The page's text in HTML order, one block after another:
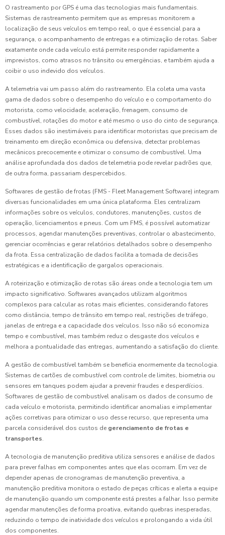
O rastreamento por GPS é uma das tecnologias mais fundamentais.
Sistemas de rastreamento permitem que as empresas monitorem a
localização de seus veículos em tempo real, o que é essencial para a
segurança, o acompanhamento de entregas e a otimização de rotas. Saber
exatamente onde cada veículo está permite responder rapidamente a
imprevistos, como atrasos no trânsito ou emergências, e também ajuda a
coibir o uso indevido dos veículos.
A telemetria vai um passo além do rastreamento. Ela coleta uma vasta
gama de dados sobre o desempenho do veículo e o comportamento do
motorista, como velocidade, aceleração, frenagem, consumo de
combustível, rotações do motor e até mesmo o uso do cinto de segurança.
Esses dados são inestimáveis para identificar motoristas que precisam de
treinamento em direção econômica ou defensiva, detectar problemas
mecânicos precocemente e otimizar o consumo de combustível. Uma
análise aprofundada dos dados de telemetria pode revelar padrões que,
de outra forma, passariam despercebidos.
Softwares de gestão de frotas (FMS - Fleet Management Software) integram
diversas funcionalidades em uma única plataforma. Eles centralizam
informações sobre os veículos, condutores, manutenções, custos de
operação, licenciamentos e pneus. Com um FMS, é possível automatizar
processos, agendar manutenções preventivas, controlar o abastecimento,
gerenciar ocorrências e gerar relatórios detalhados sobre o desempenho
da frota. Essa centralização de dados facilita a tomada de decisões
estratégicas e a identificação de gargalos operacionais.
A roteirização e otimização de rotas são áreas onde a tecnologia tem um
impacto significativo. Softwares avançados utilizam algoritmos
complexos para calcular as rotas mais eficientes, considerando fatores
como distância, tempo de trânsito em tempo real, restrições de tráfego,
janelas de entrega e a capacidade dos veículos. Isso não só economiza
tempo e combustível, mas também reduz o desgaste dos veículos e
melhora a pontualidade das entregas, aumentando a satisfação do cliente.
A gestão de combustível também se beneficia enormemente da tecnologia.
Sistemas de cartões de combustível com controle de limites, biometria ou
sensores em tanques podem ajudar a prevenir fraudes e desperdícios.
Softwares de gestão de combustível analisam os dados de consumo de
cada veículo e motorista, permitindo identificar anomalias e implementar
ações corretivas para otimizar o uso desse recurso, que representa uma
parcela considerável dos custos de gerenciamento de frotas e
transportes.
A tecnologia de manutenção preditiva utiliza sensores e análise de dados
para prever falhas em componentes antes que elas ocorram. Em vez de
depender apenas de cronogramas de manutenção preventiva, a
manutenção preditiva monitora o estado de peças críticas e alerta a equipe
de manutenção quando um componente está prestes a falhar. Isso permite
agendar manutenções de forma proativa, evitando quebras inesperadas,
reduzindo o tempo de inatividade dos veículos e prolongando a vida útil
dos componentes.